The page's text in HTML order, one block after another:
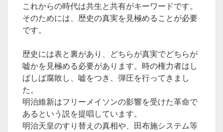
これからの時代は共生と共有がキーワードです。
そのためには、歴史の真実を見極めることが必要
です。
歴史には表と裏があり、どちらが真実でどちらが
嘘かを見極める必要があります。時の権力者はし
ばしば腐敗し、嘘をつき、弾圧を行ってきまし
た。
明治維新はフリーメイソンの影響を受けた革命で
あるという説を提唱しています。
明治天皇のすり替えの真相や、田布施システム等